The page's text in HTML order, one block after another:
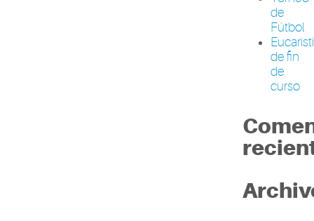
de
Fútbol
de fin
de
curso